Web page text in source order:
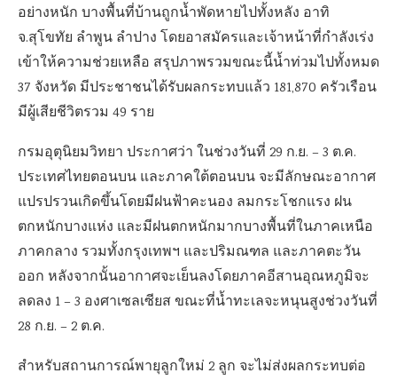
อย่างหนัก บางพื้นที่บ้านถูกน้ำพัดหายไปทั้งหลัง อาทิ
จ.สุโขทัย ลำพูน ลำปาง โดยอาสมัครและเจ้าหน้าที่กำลังเร่ง
เข้าให้ความช่วยเหลือ สรุปภาพรวมขณะนี้น้ำท่วมไปทั้งหมด
37 จังหวัด มีประชาชนได้รับผลกระทบแล้ว 181,870 ครัวเรือน
มีผู้เสียชีวิตรวม 49 ราย
กรมอุตุนิยมวิทยา ประกาศว่า ในช่วงวันที่ 29 ก.ย. – 3 ต.ค.
ประเทศไทยตอนบน และภาคใต้ตอนบน จะมีลักษณะอากาศ
แปรปรวนเกิดขึ้นโดยมีฝนฟ้าคะนอง ลมกระโชกแรง ฝน
ตกหนักบางแห่ง และมีฝนตกหนักมากบางพื้นที่ในภาคเหนือ
ภาคกลาง รวมทั้งกรุงเทพฯ และปริมณฑล และภาคตะวัน
ออก หลังจากนั้นอากาศจะเย็นลงโดยภาคอีสานอุณหภูมิจะ
ลดลง 1 – 3 องศาเซลเซียส ขณะที่น้ำทะเลจะหนุนสูงช่วงวันที่
28 ก.ย. – 2 ต.ค.
สำหรับสถานการณ์พายุลูกใหม่ 2 ลูก จะไม่ส่งผลกระทบต่อ